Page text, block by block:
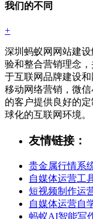
我们的不同
+
深圳蚂蚁网网站建
验和整合营销理念
于互联网品牌建设
移动网络营销，微
的客户提供良好的
球化的互联网环境。
友情链接：
贵金属行情系
自媒体运营工
短视频制作运
自媒体运营自
蚂蚁AI智能写